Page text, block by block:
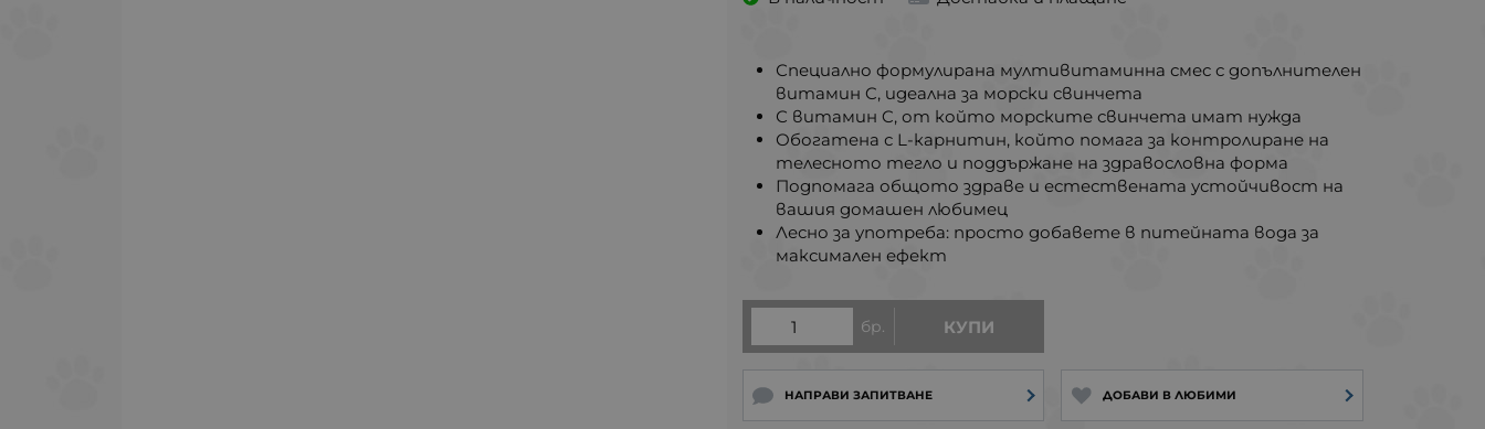
бр. КУПИ
НАПРАВИ ЗАПИТВАНЕ ДОБАВИ В ЛЮБИМИ
Специално формулирана мултивитаминна смес с допълнителен
витамин C, идеална за морски свинчета
С витамин C, от който морските свинчета имат нужда
Обогатена с L-карнитин, който помага за контролиране на
телесното тегло и поддържане на здравословна форма
Подпомага общото здраве и естествената устойчивост на
вашия домашен любимец
Лесно за употреба: просто добавете в питейната вода за
максимален ефект